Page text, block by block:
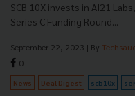
SCB 10X invests in AI21
Series C Funding Round...
September 22, 2023 | By
0
News Deal Digest scb10x